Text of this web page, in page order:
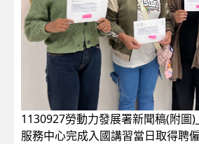
1130927勞動力發展署新聞稿(附圖
服務中心完成入國講習當日取得聘